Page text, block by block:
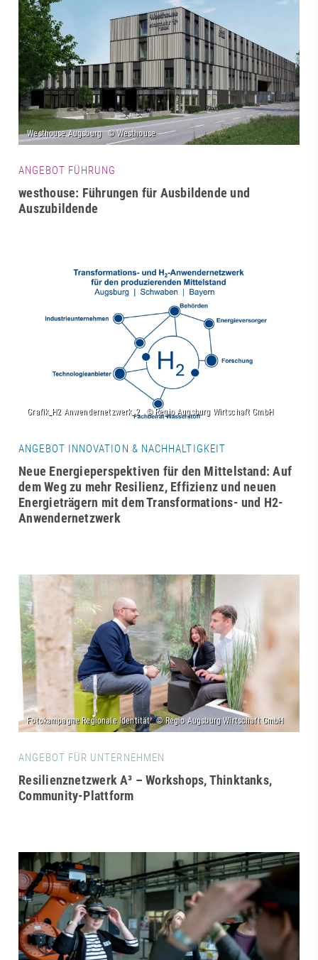
ANGEBOT FÜHRUNG
westhouse: Führungen für Ausbildende und
Auszubildende
ANGEBOT INNOVATION & NACHHALTIGKEIT
Neue Energieperspektiven für den Mittelstand: Auf
dem Weg zu mehr Resilienz, Effizienz und neuen
Energieträgern mit dem Transformations- und H2-
Anwendernetzwerk
ANGEBOT FÜR UNTERNEHMEN
Resilienznetzwerk A³ – Workshops, Thinktanks,
Community-Plattform